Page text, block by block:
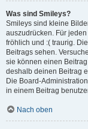
Was sind Smileys?
Smileys sind kleine
auszudrücken. Für
fröhlich und :( traurig.
Beitrags sehen.
sie können einen
deshalb deinen Beitrag
Die Board-
in einem Beitrag
Nach oben